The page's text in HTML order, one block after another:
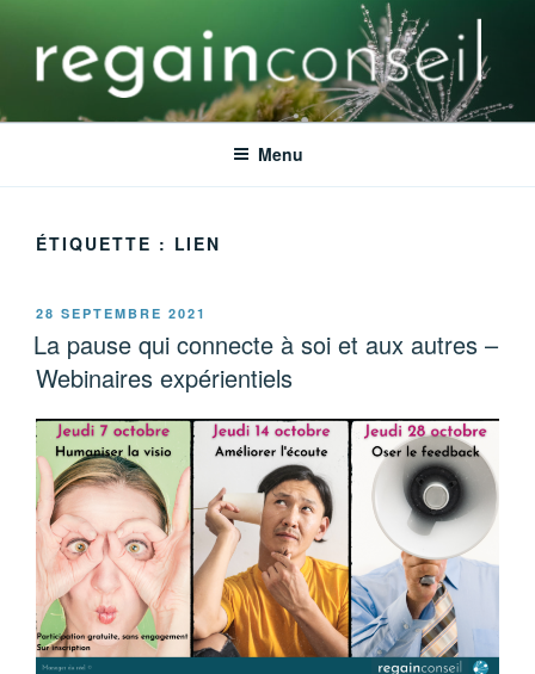
contenu
REGAIN CONSEIL
Ensemble faisons émerger le meilleur de vos talents
Menu
ÉTIQUETTE : LIEN
PUBLIÉ
LE
28 SEPTEMBRE 2021
La pause qui connecte à soi et aux autres –
Webinaires expérientiels